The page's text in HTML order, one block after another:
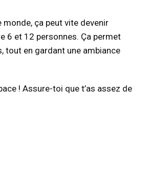
monde, ça peut vite devenir
6 et 12 personnes. Ça permet
tout en gardant une ambiance
! Assure-toi que t’as assez de